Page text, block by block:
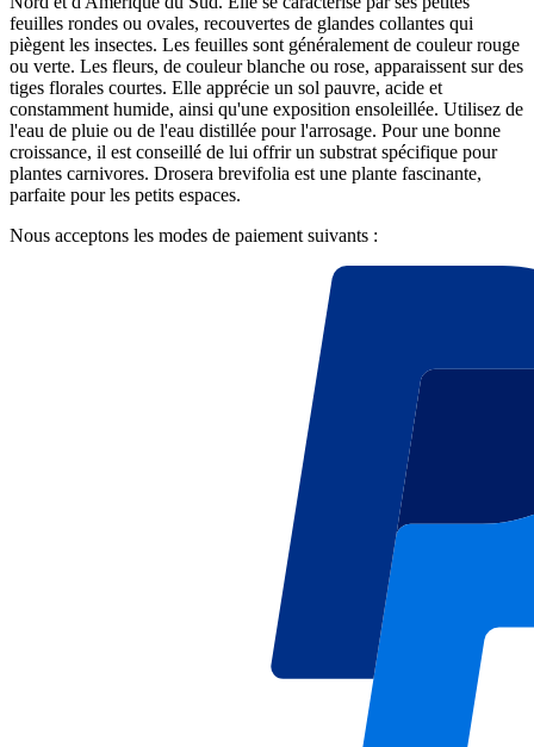
feuilles rondes ou ovales, recouvertes de glandes collantes qui
piègent les insectes. Les feuilles sont généralement de couleur rouge
ou verte. Les fleurs, de couleur blanche ou rose, apparaissent sur des
tiges florales courtes. Elle apprécie un sol pauvre, acide et
constamment humide, ainsi qu'une exposition ensoleillée. Utilisez de
l'eau de pluie ou de l'eau distillée pour l'arrosage. Pour une bonne
croissance, il est conseillé de lui offrir un substrat spécifique pour
plantes carnivores. Drosera brevifolia est une plante fascinante,
parfaite pour les petits espaces.
Nous acceptons les modes de paiement suivants :